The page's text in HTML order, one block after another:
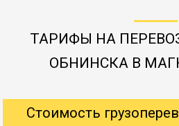
ТАРИФЫ НА
ОБНИНСКА В
Стоимость